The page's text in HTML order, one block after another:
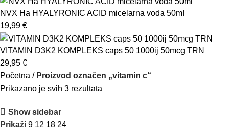
NVX Ha HYALYRONIC ACID micelarna voda 50ml
19,99 €
VITAMIN D3K2 KOMPLEKS caps 50 1000ij 50mcg TRN
29,95 €
Početna
Proizvod označen „vitamin c“
Prikazano je svih 3 rezultata
Show sidebar
Prikaži 9 12 18 24